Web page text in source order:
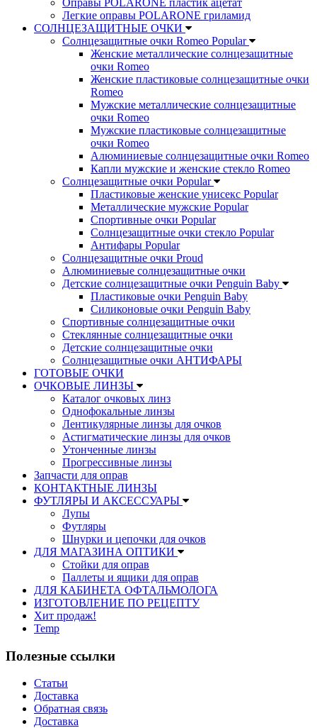
Оправы POLARONE пластик ацетат
Легкие оправы POLARONE гриламид
СОЛНЦЕЗАЩИТНЫЕ ОЧКИ
Солнцезащитные очки Romeo Popular
Женские металлические солнцезащитные
очки Romeo
Женские пластиковые солнцезащитные очки
Romeo
Мужские металлические солнцезащитные
очки Romeo
Мужские пластиковые солнцезащитные
очки Romeo
Алюминиевые солнцезащитные очки Romeo
Капли мужские и женские стекло Romeo
Солнцезащитные очки Popular
Пластиковые женские унисекс Popular
Металлические мужские Popular
Спортивные очки Popular
Солнцезащитные очки стекло Popular
Aнтифары Popular
Солнцезащитные очки Proud
Алюминиевые солнцезащитные очки
Детские солнцезащитные очки Penguin Baby
Пластиковые очки Penguin Baby
Силиконовые очки Penguin Baby
Спортивные солнцезащитные очки
Стеклянные солнцезащитные очки
Детские солнцезащитные очки
Солнцезащитные очки АНТИФАРЫ
ГОТОВЫЕ ОЧКИ
ОЧКОВЫЕ ЛИНЗЫ
Каталог очковых линз
Однофокальные линзы
Лентикулярные линзы для очков
Астигматические линзы для очков
Утонченные линзы
Прогрессивные линзы
Запчасти для оправ
КОНТАКТНЫЕ ЛИНЗЫ
ФУТЛЯРЫ И АКСЕССУАРЫ
Лупы
Футляры
Шнурки и цепочки для очков
ДЛЯ МАГАЗИНА ОПТИКИ
Стойки для оправ
Паллеты и ящики для оправ
ДЛЯ КАБИНЕТА ОФТАЛЬМОЛОГА
ИЗГОТОВЛЕНИЕ ПО РЕЦЕПТУ
Хит продаж!
Temp
Полезные ссылки
Статьи
Доставка
Обратная связь
Доставка